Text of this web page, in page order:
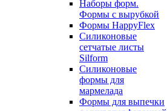
Наборы форм.
Формы с вырубкой
Формы HappyFlex
Силиконовые
сетчатые листы
Silform
Силиконовые
формы для
мармелада
Формы для выпечки